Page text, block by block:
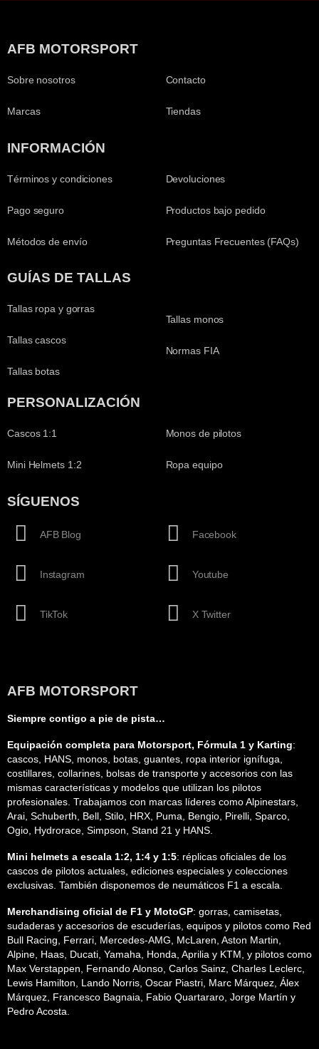
AFB MOTORSPORT
Sobre nosotros
Marcas
Contacto
Tiendas
INFORMACIÓN
Términos y condiciones
Pago seguro
Métodos de envío
Devoluciones
Productos bajo pedido
Preguntas Frecuentes (FAQs)
GUÍAS DE TALLAS
Tallas ropa y gorras
Tallas cascos
Tallas botas
Tallas monos
Normas FIA
PERSONALIZACIÓN
Cascos 1:1
Mini Helmets 1:2
Monos de pilotos
Ropa equipo
SÍGUENOS
AFB Blog
Instagram
TikTok
Facebook
Youtube
X Twitter
AFB MOTORSPORT
Siempre contigo a pie de pista…
Equipación completa para Motorsport, Fórmula 1 y Karting:
cascos, HANS, monos, botas, guantes, ropa interior ignífuga,
costillares, collarines, bolsas de transporte y accesorios con las
mismas características y modelos que utilizan los pilotos
profesionales. Trabajamos con marcas líderes como Alpinestars,
Arai, Schuberth, Bell, Stilo, HRX, Puma, Bengio, Pirelli, Sparco,
Ogio, Hydrorace, Simpson, Stand 21 y HANS.
Mini helmets a escala 1:2, 1:4 y 1:5: réplicas oficiales de los
cascos de pilotos actuales, ediciones especiales y colecciones
exclusivas. También disponemos de neumáticos F1 a escala.
Merchandising oficial de F1 y MotoGP: gorras, camisetas,
sudaderas y accesorios de escuderías, equipos y pilotos como Red
Bull Racing, Ferrari, Mercedes-AMG, McLaren, Aston Martin,
Alpine, Haas, Ducati, Yamaha, Honda, Aprilia y KTM, y pilotos como
Max Verstappen, Fernando Alonso, Carlos Sainz, Charles Leclerc,
Lewis Hamilton, Lando Norris, Oscar Piastri, Marc Márquez, Álex
Márquez, Francesco Bagnaia, Fabio Quartararo, Jorge Martín y
Pedro Acosta.